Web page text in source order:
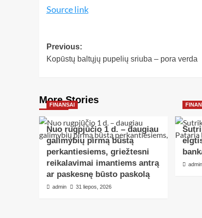
Source link
Previous:
Kopūstų baltųjų pupelių sriuba – pora verda
More Stories
FINANSAI
Nuo rugpjūčio 1 d. – daugiau
galimybių pirmą būstą
perkantiesiems, griežtesni
reikalavimai imantiems antrą
ar paskesnę būsto paskolą
admin 31 liepos, 2026
admin